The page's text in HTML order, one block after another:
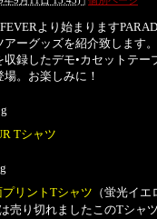
より始まります
アーグッズを紹介致します
録したデモ•カセットテー
。お楽しみに！
Tシャツ
プリントTシャツ （蛍光イエ
売り切れましたこのTシャ